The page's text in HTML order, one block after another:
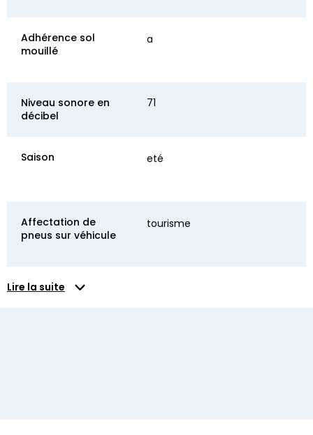
Adhérence sol
mouillé
a
Niveau sonore en
décibel
71
Saison eté
Affectation de
pneus sur véhicule
tourisme
Lire la suite